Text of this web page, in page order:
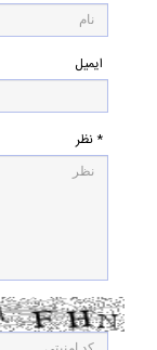
ایمیل
* نظر